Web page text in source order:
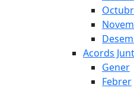
Acords
Gener
Febrer